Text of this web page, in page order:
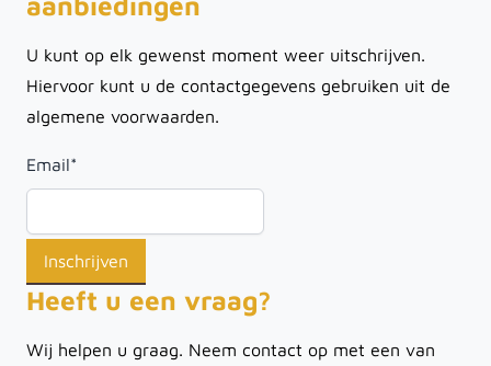
U kunt op elk gewenst moment weer uitschrijven.
Hiervoor kunt u de contactgegevens gebruiken uit de
algemene voorwaarden.
Email*
Heeft u een vraag?
Wij helpen u graag. Neem contact op met een van